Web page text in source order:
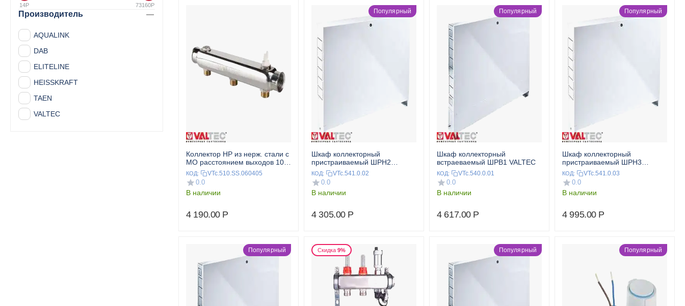
Коллектор НР из нерж. стали с
МО расстоянием выходов 100
мм 1",5x1/2" VALTEC
КОД: VTc.510.SS.060405
0.0
В наличии
4 190.00 Р
Популярный
Шкаф коллекторный
пристраиваемый ШРН2
VALTEC
КОД: VTc.541.0.02
0.0
В наличии
4 305.00 Р
Популярный
Шкаф коллекторный
встраеваемый ШРВ1 VALTEC
КОД: VTc.540.0.01
0.0
В наличии
4 617.00 Р
Популярный
Шкаф коллекторный
пристраиваемый ШРН3
VALTEC
КОД: VTc.541.0.03
0.0
В наличии
4 995.00 Р
Популярный Скидка 9% Популярный Популярный
14Р 73160Р
Производитель
AQUALINK
DAB
ELITELINE
HEISSKRAFT
TAEN
VALTEC